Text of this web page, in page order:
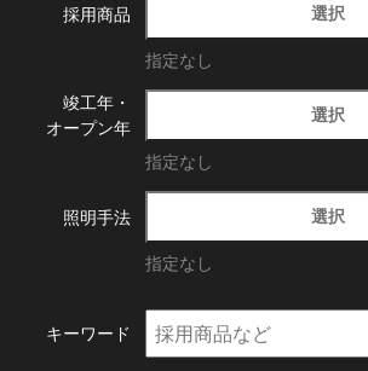
採用商品 選択
指定なし
竣工年・
オープン年
選択
指定なし
照明手法 選択
指定なし
キーワード